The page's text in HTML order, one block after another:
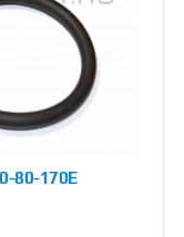
80-170Е